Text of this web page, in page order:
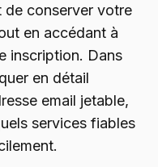
de conserver votre
en accédant à
inscription. Dans
en détail
email jetable,
services fiables